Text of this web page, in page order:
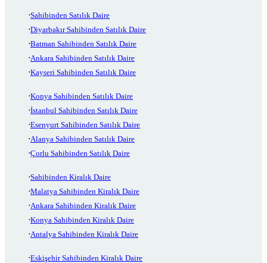
Sahibinden Satılık Daire
Diyarbakır Sahibinden Satılık Daire
Batman Sahibinden Satılık Daire
Ankara Sahibinden Satılık Daire
Kayseri Sahibinden Satılık Daire
Konya Sahibinden Satılık Daire
İstanbul Sahibinden Satılık Daire
Esenyurt Sahibinden Satılık Daire
Alanya Sahibinden Satılık Daire
Çorlu Sahibinden Satılık Daire
Sahibinden Kiralık Daire
Malatya Sahibinden Kiralık Daire
Ankara Sahibinden Kiralık Daire
Konya Sahibinden Kiralık Daire
Antalya Sahibinden Kiralık Daire
Eskişehir Sahibinden Kiralık Daire